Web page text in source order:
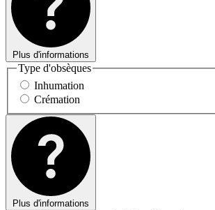
Plus d'informations
Type d'obsèques
Inhumation
Crémation
Plus d'informations